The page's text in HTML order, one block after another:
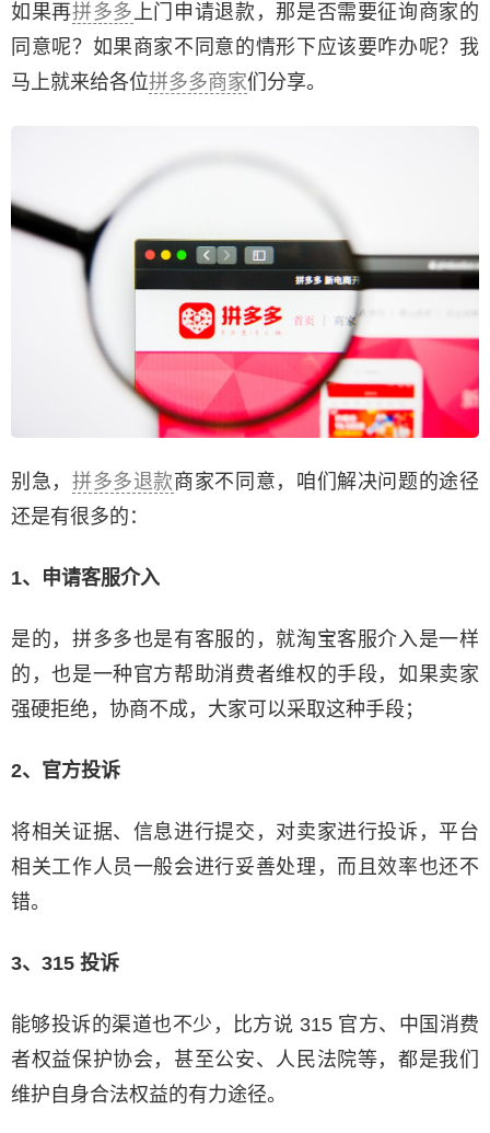
如果再拼多多上门申请退款，那是否需要征询商家的
同意呢？如果商家不同意的情形下应该要咋办呢？我
马上就来给各位拼多多商家们分享。
别急， 拼多多退款商家不同意，咱们解决问题的途径
还是有很多的：
1、申请客服介入
是的，拼多多也是有客服的，就淘宝客服介入是一样
的，也是一种官方帮助消费者维权的手段，如果卖家
强硬拒绝，协商不成，大家可以采取这种手段；
2、官方投诉
将相关证据、信息进行提交，对卖家进行投诉，平台
相关工作人员一般会进行妥善处理，而且效率也还不
错。
3、315 投诉
能够投诉的渠道也不少，比方说 315 官方、中国消费
者权益保护协会，甚至公安、人民法院等，都是我们
维护自身合法权益的有力途径。